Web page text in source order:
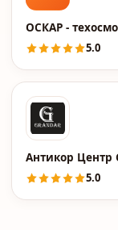
ОСКАР -
5.0
Антикор Центр
5.0